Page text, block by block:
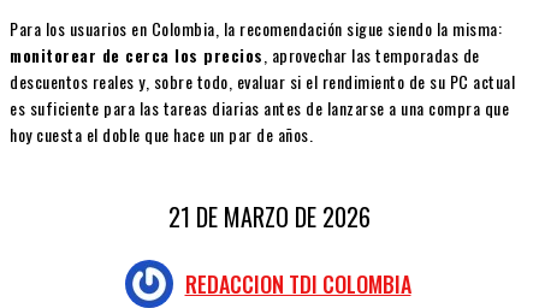
Para los usuarios en Colombia, la recomendación sigue siendo la misma:
monitorear de cerca los precios, aprovechar las temporadas de
descuentos reales y, sobre todo, evaluar si el rendimiento de su PC actual
es suficiente para las tareas diarias antes de lanzarse a una compra que
hoy cuesta el doble que hace un par de años.
21 DE MARZO DE 2026
REDACCION TDI COLOMBIA